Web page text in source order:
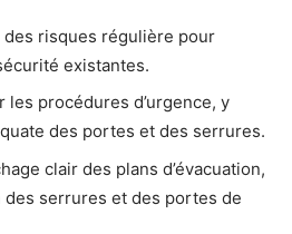
des risques régulière pour
existantes.
procédures d’urgence, y
des portes et des serrures.
clair des plans d’évacuation,
serrures et des portes de